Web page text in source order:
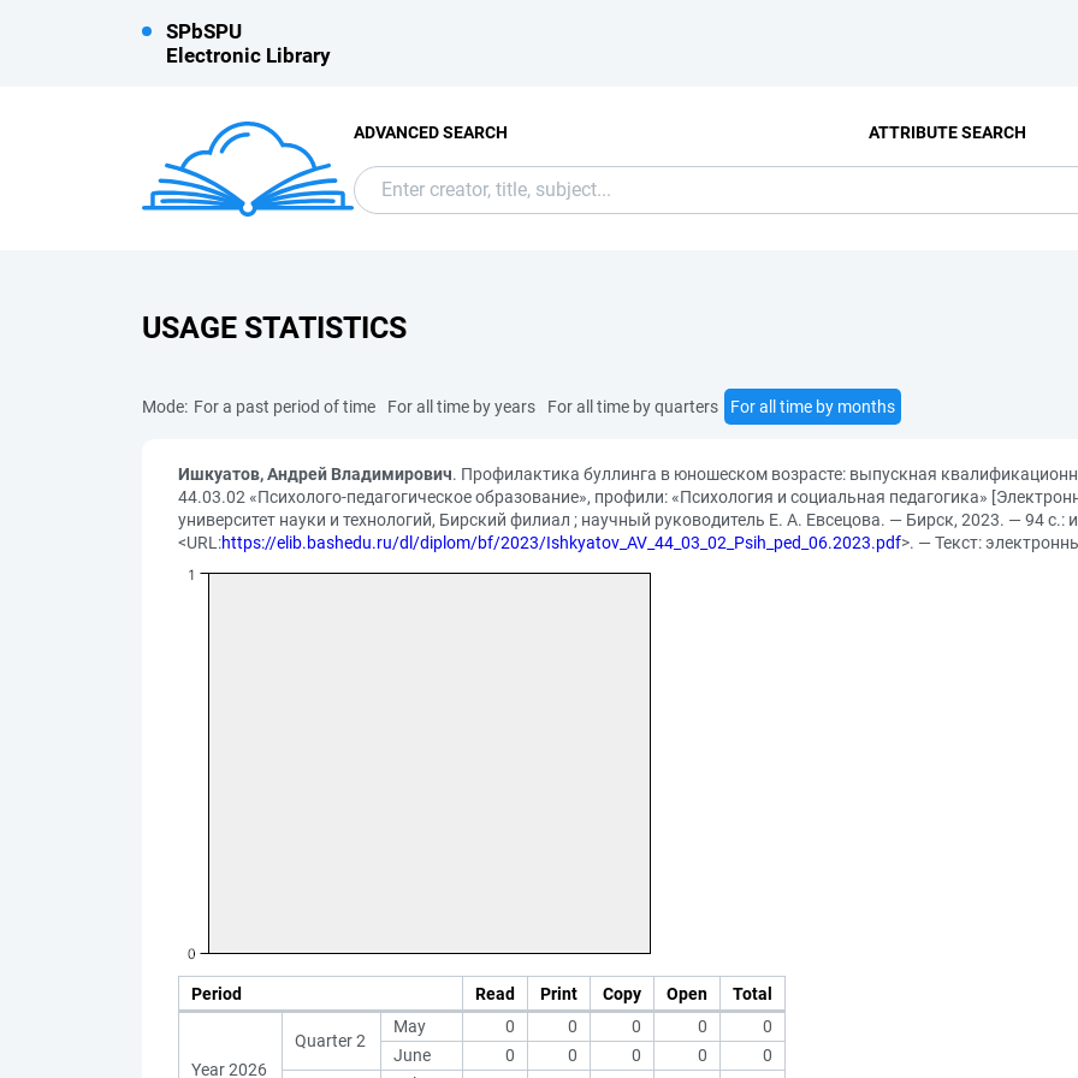
SPbSPU
Electronic Library
ADVANCED SEARCH ATTRIBUTE SEARCH
USAGE STATISTICS
Mode: For a past period of time For all time by years For all time by quarters For all time by months
Ишкуатов, Андрей Владимирович. Профилактика буллинга в юношеском возрасте: выпускная
44.03.02 «Психолого-педагогическое образование», профили: «Психология и социальная педагогика»
университет науки и технологий, Бирский филиал ; научный руководитель Е. А. Евсецова. — Бирск, 2023. — 94 с.:
<URL:https://elib.bashedu.ru/dl/diplom/bf/2023/Ishkyatov_AV_44_03_02_Psih_ped_06.2023.pdf>. — Текст:
Period Read Print Copy Open Total
Year 2026
Quarter 2
May 0 0 0 0
0
June
0 0 0 0
0